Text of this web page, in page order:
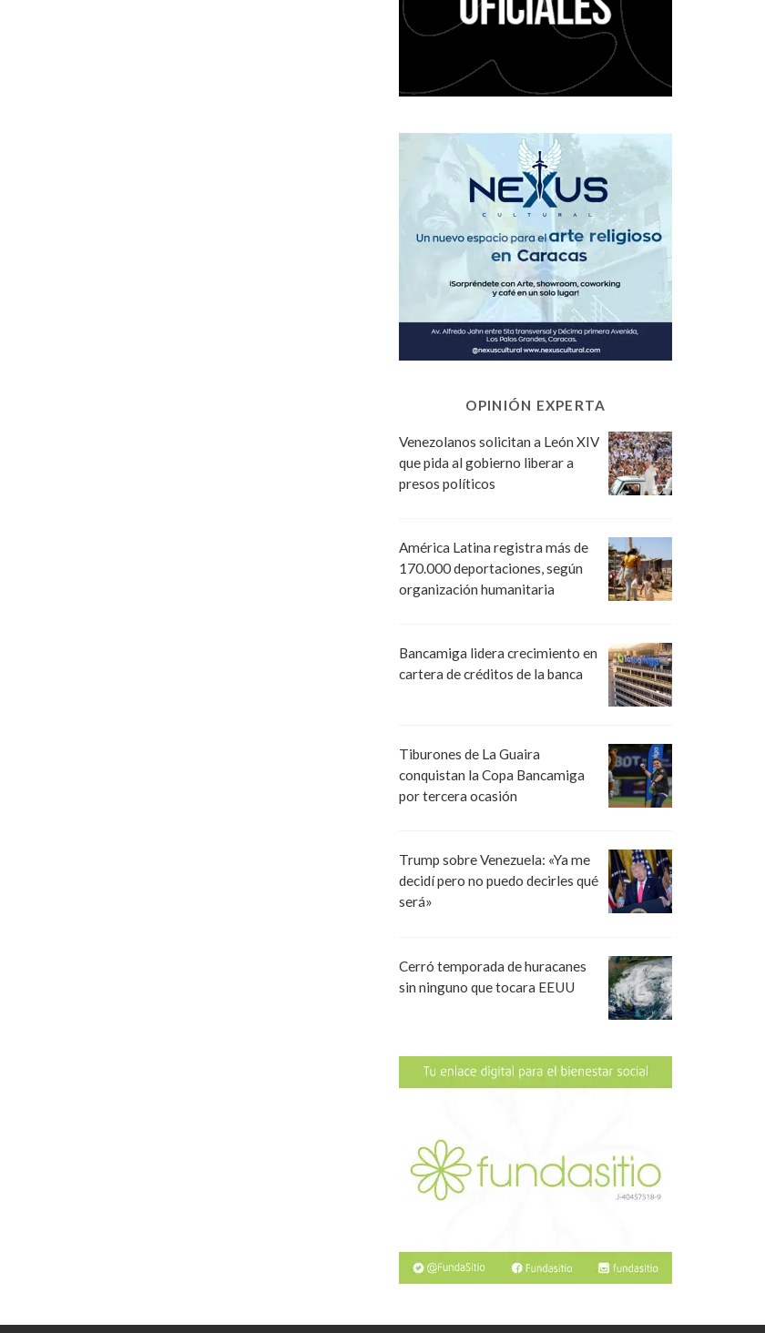
OPINIÓN EXPERTA
Venezolanos solicitan a León XIV
que pida al gobierno liberar a
presos políticos
América Latina registra más de
170.000 deportaciones, según
organización humanitaria
Bancamiga lidera crecimiento en
cartera de créditos de la banca
Tiburones de La Guaira
conquistan la Copa Bancamiga
por tercera ocasión
Trump sobre Venezuela: «Ya me
decidí pero no puedo decirles qué
será»
Cerró temporada de huracanes
sin ninguno que tocara EEUU